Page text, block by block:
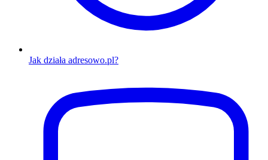
Jak działa adresowo.pl?